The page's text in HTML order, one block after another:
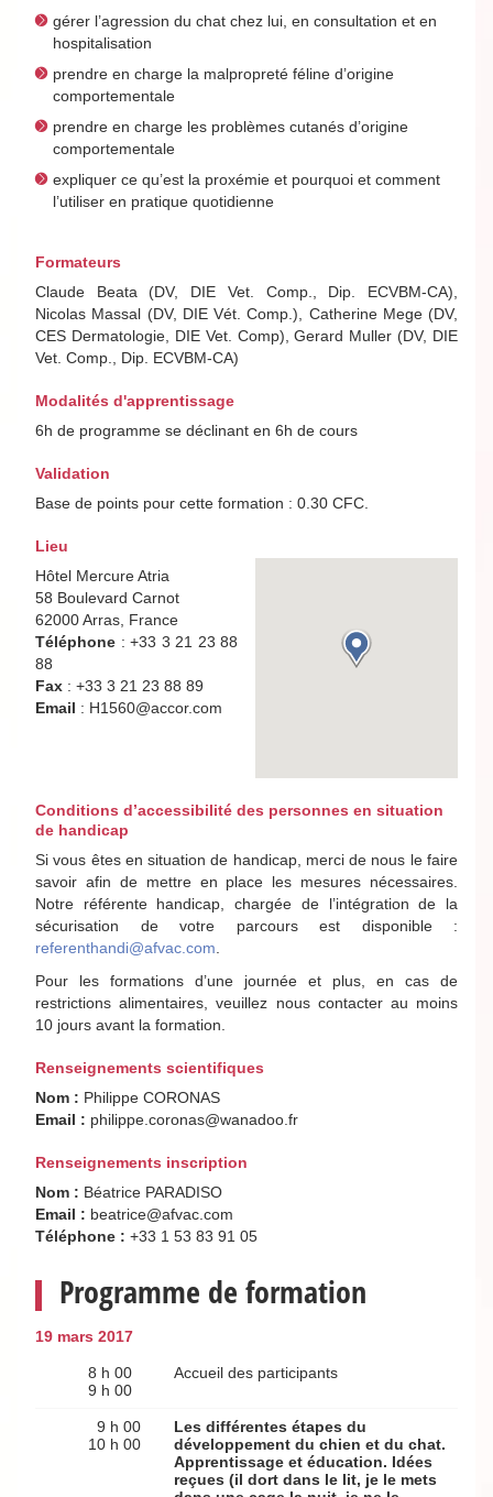
gérer l’agression du chat chez lui, en consultation et en
hospitalisation
prendre en charge la malpropreté féline d’origine
comportementale
prendre en charge les problèmes cutanés d’origine
comportementale
expliquer ce qu’est la proxémie et pourquoi et comment
l’utiliser en pratique quotidienne
Formateurs
Claude Beata (DV, DIE Vet. Comp., Dip. ECVBM-CA),
Nicolas Massal (DV, DIE Vét. Comp.), Catherine Mege (DV,
CES Dermatologie, DIE Vet. Comp), Gerard Muller (DV, DIE
Vet. Comp., Dip. ECVBM-CA)
Modalités d'apprentissage
6h de programme se déclinant en 6h de cours
Validation
Base de points pour cette formation : 0.30 CFC.
Lieu
Hôtel Mercure Atria
58 Boulevard Carnot
62000 Arras, France
Téléphone : +33 3 21 23 88
88
Fax : +33 3 21 23 88 89
Email : H1560@accor.com
Conditions d’accessibilité des personnes en situation
de handicap
Si vous êtes en situation de handicap, merci de nous le faire
savoir afin de mettre en place les mesures nécessaires.
Notre référente handicap, chargée de l’intégration de la
sécurisation de votre parcours est disponible :
referenthandi@afvac.com
Pour les formations d’une journée et plus, en cas de
restrictions alimentaires, veuillez nous contacter au moins
10 jours avant la formation.
Renseignements scientifiques
Nom : Philippe CORONAS
Email : philippe.coronas@wanadoo.fr
Renseignements inscription
Nom : Béatrice PARADISO
Email : beatrice@afvac.com
Téléphone : +33 1 53 83 91 05
Programme de formation
19 mars 2017
8 h 00
9 h 00
Accueil des participants
9 h 00
10 h 00
Les différentes étapes du
développement du chien et du chat.
Apprentissage et éducation. Idées
reçues (il dort dans le lit, je le mets